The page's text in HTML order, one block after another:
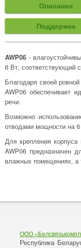
Описание
Поддержка
AWP06 -
6 Вт, соответствующий
Благодаря своей
AWP06 обеспечивает
речи.
Возможно
отводами мощности на
Для крепления
AWP06 предназначен
влажных помещениях, а
ООО
Республика